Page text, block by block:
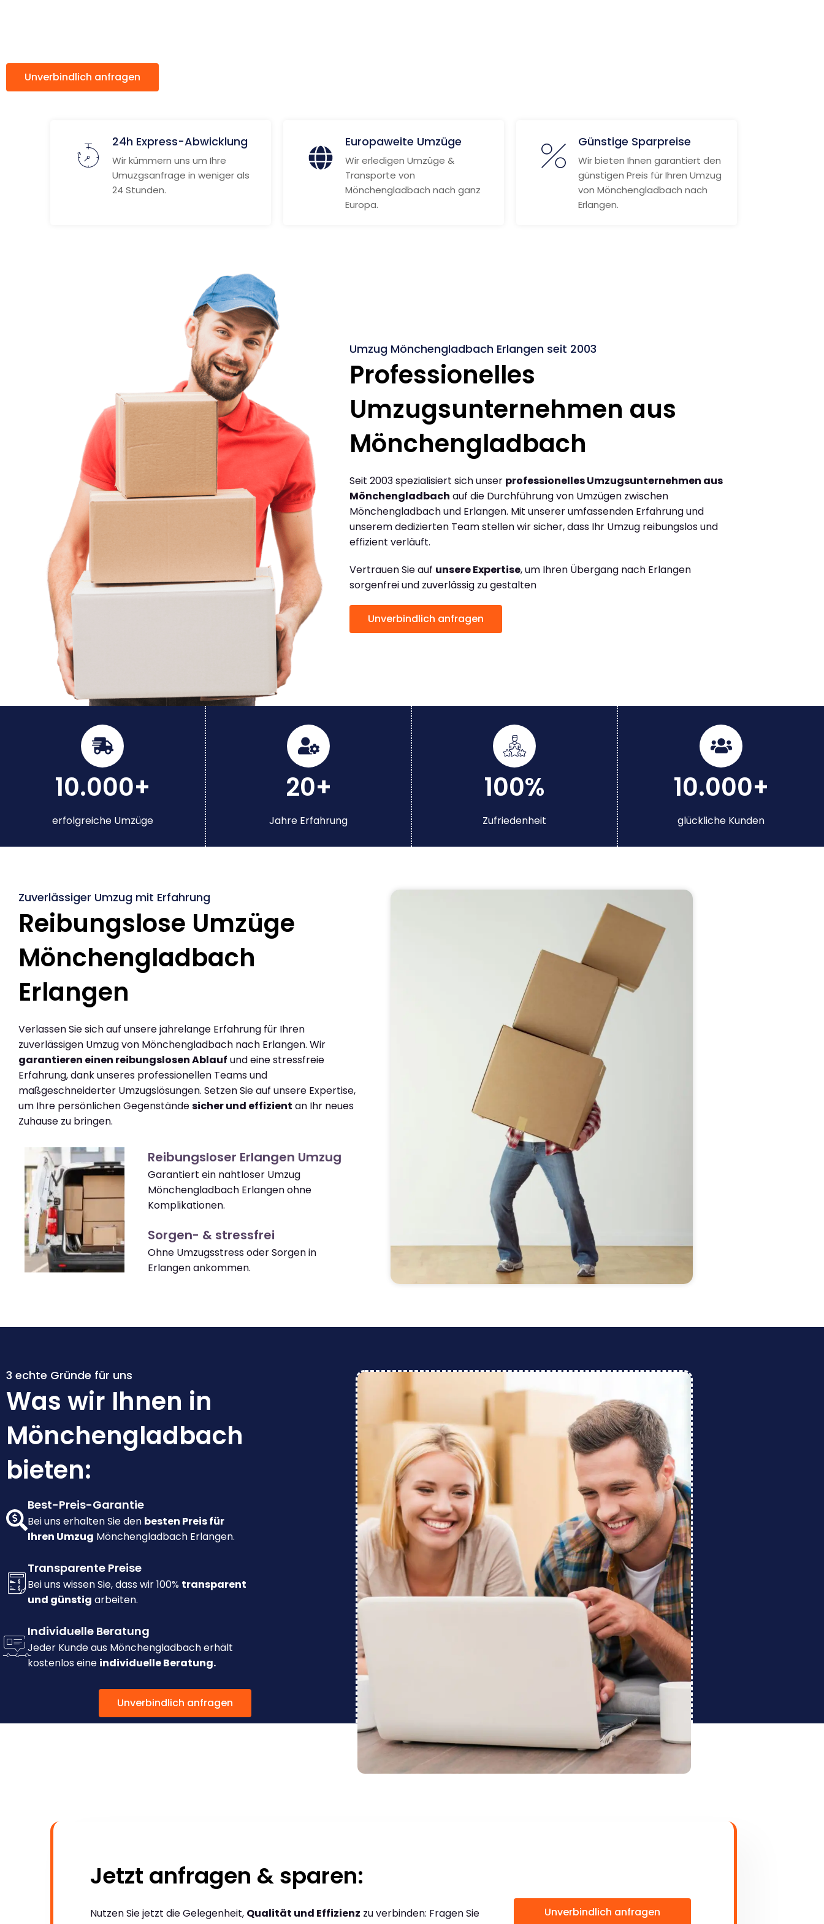
Unverbindlich anfragen
24h Express-Abwicklung
Wir kümmern uns um Ihre
Umuzgsanfrage in weniger als
24 Stunden.
Europaweite Umzüge
Wir erledigen Umzüge &
Transporte von
Mönchengladbach nach ganz
Europa.
Günstige Sparpreise
Wir bieten Ihnen garantiert den
günstigen Preis für Ihren Umzug
von Mönchengladbach nach
Erlangen.
Umzug Mönchengladbach Erlangen seit 2003
Professionelles
Umzugsunternehmen aus
Mönchengladbach
Seit 2003 spezialisiert sich unser professionelles Umzugsunternehmen aus
Mönchengladbach auf die Durchführung von Umzügen zwischen
Mönchengladbach und Erlangen. Mit unserer umfassenden Erfahrung und
unserem dedizierten Team stellen wir sicher, dass Ihr Umzug reibungslos und
effizient verläuft.
Vertrauen Sie auf unsere Expertise, um Ihren Übergang nach Erlangen
sorgenfrei und zuverlässig zu gestalten
Unverbindlich anfragen
10.000+
erfolgreiche Umzüge
20+
Jahre Erfahrung
100%
Zufriedenheit
10.000+
glückliche Kunden
Zuverlässiger Umzug mit Erfahrung
Reibungslose Umzüge
Mönchengladbach
Erlangen
Verlassen Sie sich auf unsere jahrelange Erfahrung für Ihren
zuverlässigen Umzug von Mönchengladbach nach Erlangen. Wir
garantieren einen reibungslosen Ablauf und eine stressfreie
Erfahrung, dank unseres professionellen Teams und
maßgeschneiderter Umzugslösungen. Setzen Sie auf unsere Expertise,
um Ihre persönlichen Gegenständesicher und effizient an Ihr neues
Zuhause zu bringen.
Reibungsloser Erlangen Umzug
Garantiert ein nahtloser Umzug
Mönchengladbach Erlangen ohne
Komplikationen.
Sorgen- & stressfrei
Ohne Umzugsstress oder Sorgen in
Erlangen ankommen.
3 echte Gründe für uns
Was wir Ihnen in
Mönchengladbach
bieten:
Best-Preis-Garantie
Bei uns erhalten Sie den besten Preis für
Ihren Umzug Mönchengladbach Erlangen.
Transparente Preise
Bei uns wissen Sie, dass wir 100% transparent
und günstig arbeiten.
Individuelle Beratung
Jeder Kunde aus Mönchengladbach erhält
kostenlos eine individuelle Beratung.
Unverbindlich anfragen
Jetzt anfragen & sparen:
Nutzen Sie jetzt die Gelegenheit, Qualität und Effizienz zu verbinden: Fragen Sie
Unverbindlich anfragen